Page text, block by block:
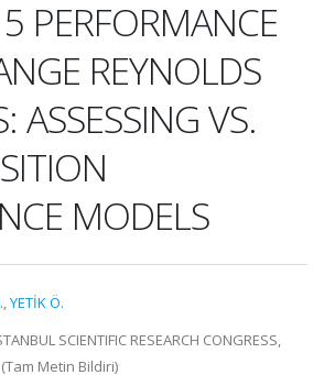
PERFORMANCE
REYNOLDS
ASSESSING VS.
MODELS
,YETİK Ö.
SCIENTIFIC RESEARCH CONGRESS,
Metin Bildiri)